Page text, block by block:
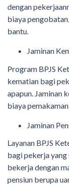
dengan
biaya
bantu.
Jaminan
Program BPJS
kematian bagi
apapun. Jaminan
biaya pemakaman.
Jaminan
Layanan BPJS
bagi pekerja yang
bekerja dengan
pensiun berupa